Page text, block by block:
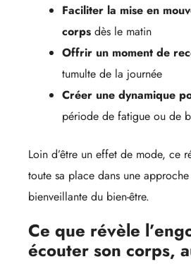
Faciliter la mise en
corps dès le matin
Offrir un moment de
tumulte de la journée
Créer une dynamique
période de fatigue ou de
Loin d’être un effet de mode, ce
toute sa place dans une
bienveillante du bien-être.
Ce que révèle
écouter son corps,